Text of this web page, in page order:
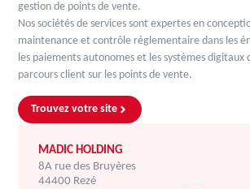
gestion de points de vente.
Nos sociétés de services sont expertes en
maintenance et contrôle réglementaire dans les
les paiements autonomes et les systèmes digitaux
parcours client sur les points de vente.
Trouvez votre site
MADIC HOLDING
8A rue des Bruyères
44400 Rezé